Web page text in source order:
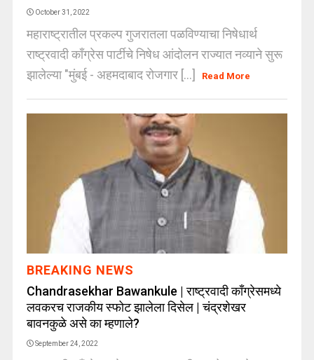
October 31, 2022
महाराष्ट्रातील प्रकल्प गुजरातला पळविण्याचा निषेधार्थ
राष्ट्रवादी काँग्रेस पार्टीचे निषेध आंदोलन राज्यात नव्याने सुरू
झालेल्या "मुंबई - अहमदाबाद रोजगार [...]
Read More
BREAKING NEWS
Chandrasekhar Bawankule | राष्ट्रवादी काँग्रेसमध्ये
लवकरच राजकीय स्फोट झालेला दिसेल | चंद्रशेखर
बावनकुळे असे का म्हणाले?
September 24, 2022